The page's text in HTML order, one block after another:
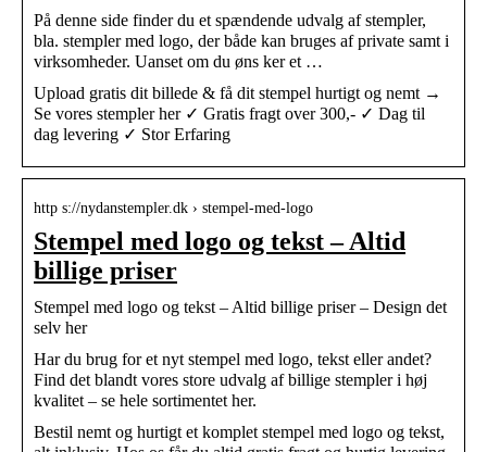
På denne side finder du et spændende udvalg af stempler,
bla. stempler med logo, der både kan bruges af private samt i
virksomheder. Uanset om du øns ker et …
Upload gratis dit billede & få dit stempel hurtigt og nemt →
Se vores stempler her ✓ Gratis fragt over 300,- ✓ Dag til
dag levering ✓ Stor Erfaring
http s://nydanstempler.dk › stempel-med-logo
Stempel med logo og tekst – Altid
billige priser
Stempel med logo og tekst – Altid billige priser – Design det
selv her
Har du brug for et nyt stempel med logo, tekst eller andet?
Find det blandt vores store udvalg af billige stempler i høj
kvalitet – se hele sortimentet her.
Bestil nemt og hurtigt et komplet stempel med logo og tekst,